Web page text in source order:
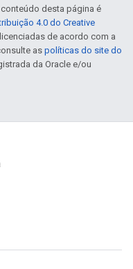
desta página é
4.0 do Creative
de acordo com a
aspolíticas do site do
da Oracle e/ou